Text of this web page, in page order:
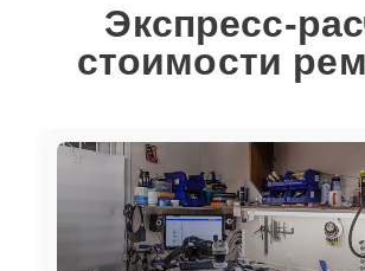
Экспресс-
стоимости